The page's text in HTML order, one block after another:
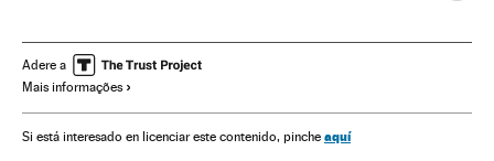
Julio de Vido Caso Lázaro Báez
Lavagem dinheiro
Corrupção
Adere a
Mais informações
Si está interesado en licenciar este contenido, pinche aquí